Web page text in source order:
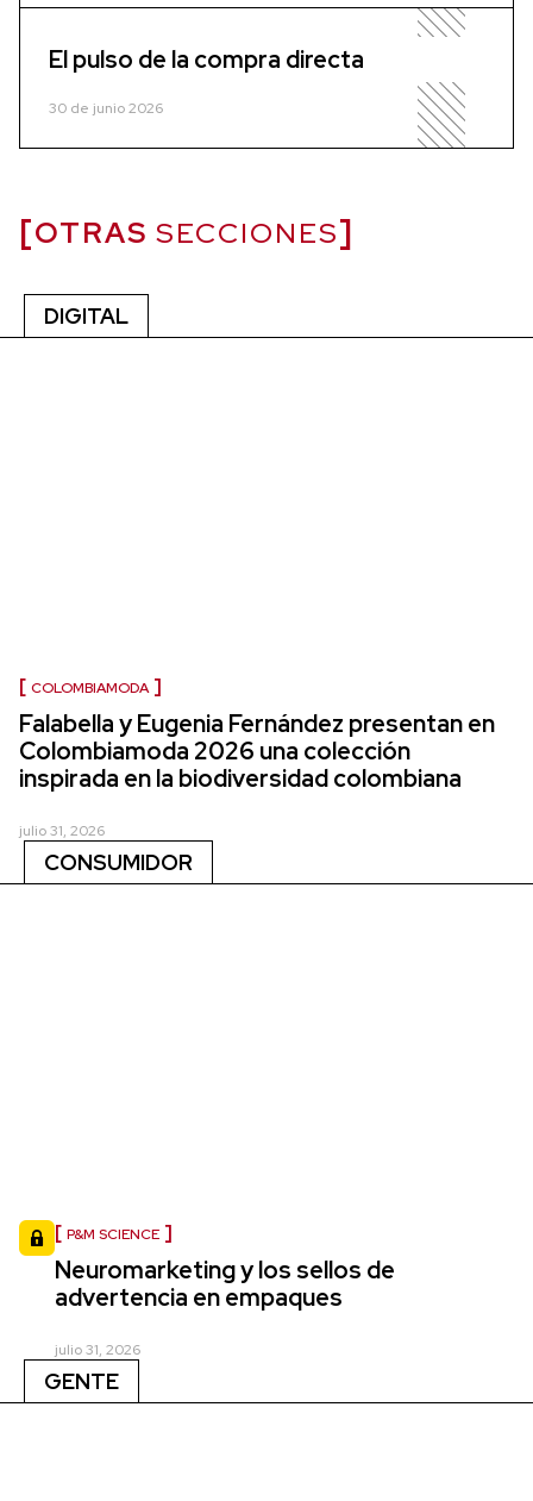
El pulso de la compra directa
30 de junio 2026
OTRAS SECCIONES
DIGITAL
COLOMBIAMODA
Falabella y Eugenia Fernández presentan en
Colombiamoda 2026 una colección
inspirada en la biodiversidad colombiana
julio 31, 2026
CONSUMIDOR
P&M SCIENCE
Neuromarketing y los sellos de
advertencia en empaques
julio 31, 2026
GENTE